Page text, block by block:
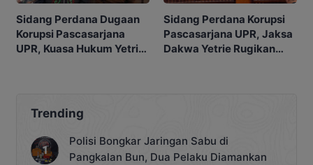
Sidang Perdana Dugaan
Korupsi Pascasarjana
UPR, Kuasa Hukum Yetrie
Sidang Perdana Korupsi
Pascasarjana UPR, Jaksa
Dakwa Yetrie Rugikan
Trending
Polisi Bongkar Jaringan Sabu di
Pangkalan Bun, Dua Pelaku Diamankan